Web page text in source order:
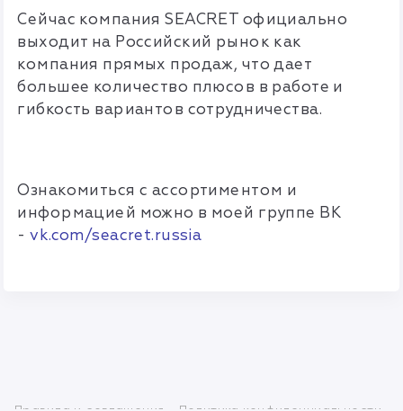
Сейчас компания SEACRET официально
выходит на Российский рынок как
компания прямых продаж, что дает
большее количество плюсов в работе и
гибкость вариантов сотрудничества.
Ознакомиться с ассортиментом и
информацией можно в моей группе ВК
-vk.com/seacret.russia